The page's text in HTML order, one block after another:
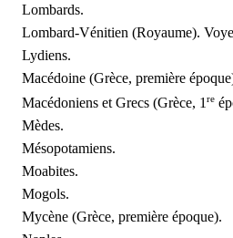
Lombards.
Lombard-Vénitien (Royaume).
Lydiens.
Macédoine (Grèce, première
Macédoniens et Grecs (Grèce, 1 re
Mèdes.
Mésopotamiens.
Moabites.
Mogols.
Mycène (Grèce, première époque).